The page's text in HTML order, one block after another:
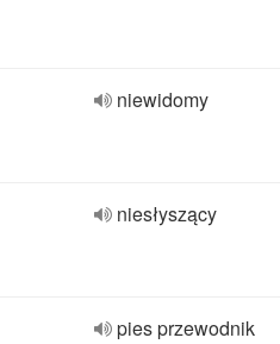
niewidomy
niesłyszący
pies przewodnik